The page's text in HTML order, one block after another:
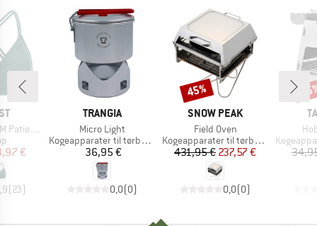
Triangle
pris
€
(23)
MÆRKE
TRANGIA
Artikel
Micro Light
Produktgruppe
Kogeapparater til tørbrændstof
Pris
36,95 €
0,0(0)
MÆRKE
SNOW PEAK
Artikel
Field Oven
Produktgruppe
Kogeapparater til tørbrændstof
Pris
431,95 €Nedsat pris
237,57 €
0,0(0)
Rabat
45%